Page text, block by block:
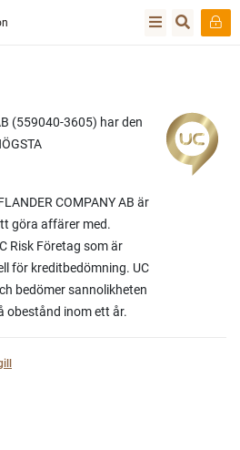
(559040-3605) har den
COMPANY AB är
göra affärer med.
Risk Företag som är
för kreditbedömning. UC
bedömer sannolikheten
obestånd inom ett år.